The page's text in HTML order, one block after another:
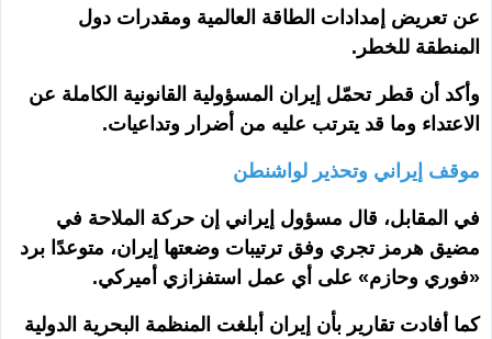
عن تعريض إمدادات الطاقة العالمية ومقدرات دول
المنطقة للخطر.
وأكد أن قطر تحمّل إيران المسؤولية القانونية الكاملة عن
الاعتداء وما قد يترتب عليه من أضرار وتداعيات.
موقف إيراني وتحذير لواشنطن
في المقابل، قال مسؤول إيراني إن حركة الملاحة في
مضيق هرمز تجري وفق ترتيبات وضعتها إيران، متوعدًا برد
«فوري وحازم» على أي عمل استفزازي أميركي.
كما أفادت تقارير بأن إيران أبلغت المنظمة البحرية الدولية